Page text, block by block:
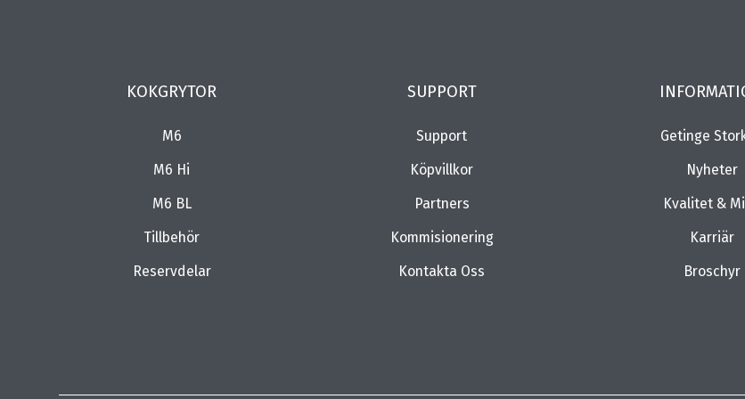
KOKGRYTOR
M6
M6 Hi
M6 BL
Tillbehör
Reservdelar
SUPPORT
Support
Köpvillkor
Partners
Kommisionering
Kontakta Oss
Getinge
Nyheter
Kvalitet &
Karriär
Broschyr